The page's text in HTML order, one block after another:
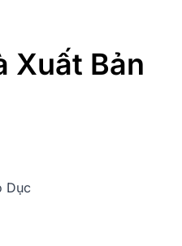
Xuất Bản
Dục